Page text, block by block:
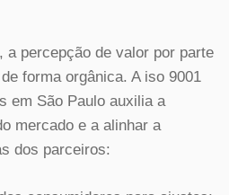
a percepção de valor por parte
forma orgânica. A iso 9001
em São Paulo auxilia a
mercado e a alinhar a
dos parceiros: